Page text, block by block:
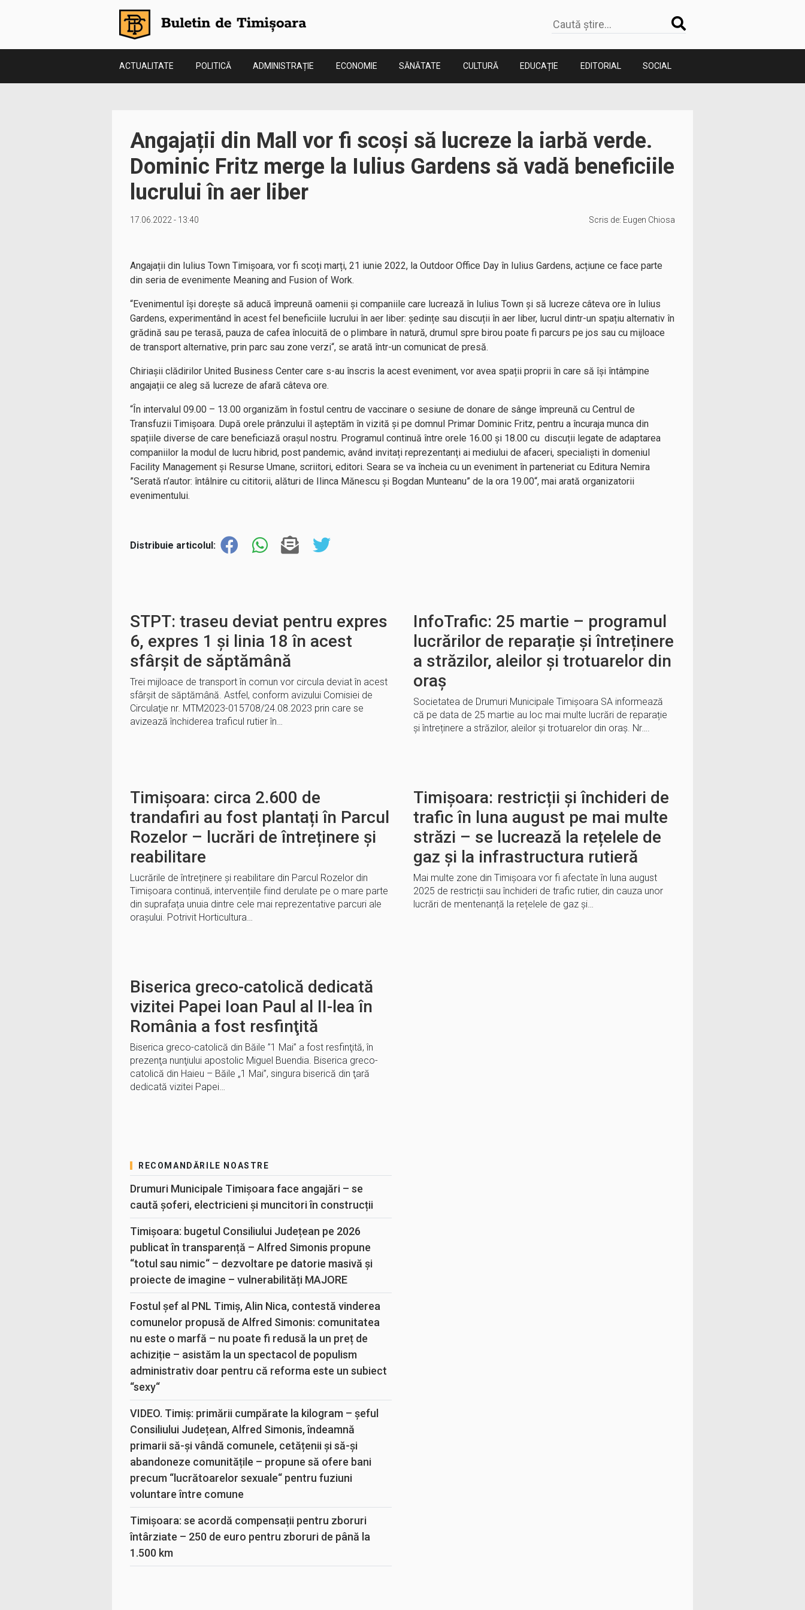
ACTUALITATE POLITICĂ ADMINISTRAȚIE ECONOMIE SĂNĂTATE CULTURĂ EDUCAȚIE EDITORIAL SOCIAL
Angajații din Mall vor fi scoși să lucreze la iarbă verde.
Dominic Fritz merge la Iulius Gardens să vadă beneficiile
lucrului în aer liber
17.06.2022 - 13:40 Scris de: Eugen Chiosa
Angajații din Iulius Town Timișoara, vor fi scoți marți, 21 iunie 2022, la Outdoor Office Day în Iulius Gardens, acțiune ce face parte
din seria de evenimente Meaning and Fusion of Work.
“Evenimentul își dorește să aducă împreună oamenii și companiile care lucrează în Iulius Town și să lucreze câteva ore în Iulius
Gardens, experimentând în acest fel beneficiile lucrului în aer liber: ședințe sau discuții în aer liber, lucrul dintr-un spațiu alternativ în
grădină sau pe terasă, pauza de cafea înlocuită de o plimbare în natură, drumul spre birou poate fi parcurs pe jos sau cu mijloace
de transport alternative, prin parc sau zone verzi“, se arată într-un comunicat de presă.
Chiriașii clădirilor United Business Center care s-au înscris la acest eveniment, vor avea spații proprii în care să își întâmpine
angajații ce aleg să lucreze de afară câteva ore.
“În intervalul 09.00 – 13.00 organizăm în fostul centru de vaccinare o sesiune de donare de sânge împreună cu Centrul de
Transfuzii Timișoara. După orele prânzului îl așteptăm în vizită și pe domnul Primar Dominic Fritz, pentru a încuraja munca din
spațiile diverse de care beneficiază orașul nostru. Programul continuă între orele 16.00 și 18.00 cu discuții legate de adaptarea
companiilor la modul de lucru hibrid, post pandemic, având invitați reprezentanți ai mediului de afaceri, specialiști în domeniul
Facility Management și Resurse Umane, scriitori, editori. Seara se va încheia cu un eveniment în parteneriat cu Editura Nemira
”Serată n’autor: întâlnire cu cititorii, alături de Ilinca Mănescu și Bogdan Munteanu” de la ora 19.00“, mai arată organizatorii
evenimentului.
Distribuie articolul:
STPT: traseu deviat pentru expres
6, expres 1 și linia 18 în acest
sfârșit de săptămână
Trei mijloace de transport în comun vor circula deviat în acest
sfârșit de săptămână. Astfel, conform avizului Comisiei de
Circulaţie nr. MTM2023-015708/24.08.2023 prin care se
avizează închiderea traficul rutier în…
InfoTrafic: 25 martie – programul
lucrărilor de reparație și întreținere
a străzilor, aleilor și trotuarelor din
oraș
Societatea de Drumuri Municipale Timișoara SA informează
că pe data de 25 martie au loc mai multe lucrări de reparație
și întreținere a străzilor, aleilor și trotuarelor din oraș. Nr….
Timișoara: circa 2.600 de
trandafiri au fost plantați în Parcul
Rozelor – lucrări de întreținere și
reabilitare
Lucrările de întreținere și reabilitare din Parcul Rozelor din
Timișoara continuă, intervențiile fiind derulate pe o mare parte
din suprafața unuia dintre cele mai reprezentative parcuri ale
orașului. Potrivit Horticultura…
Timișoara: restricții și închideri de
trafic în luna august pe mai multe
străzi – se lucrează la rețelele de
gaz și la infrastructura rutieră
Mai multe zone din Timișoara vor fi afectate în luna august
2025 de restricții sau închideri de trafic rutier, din cauza unor
lucrări de mentenanță la rețelele de gaz și…
Biserica greco-catolică dedicată
vizitei Papei Ioan Paul al II-lea în
România a fost resfinţită
Biserica greco-catolică din Băile ”1 Mai” a fost resfinţită, în
prezenţa nunţiului apostolic Miguel Buendia. Biserica greco-
catolică din Haieu – Băile „1 Mai”, singura biserică din ţară
dedicată vizitei Papei…
RECOMANDĂRILE NOASTRE
Drumuri Municipale Timișoara face angajări – se
caută șoferi, electricieni și muncitori în construcții
Timișoara: bugetul Consiliului Județean pe 2026
publicat în transparență – Alfred Simonis propune
“totul sau nimic“ – dezvoltare pe datorie masivă și
proiecte de imagine – vulnerabilități MAJORE
Fostul șef al PNL Timiș, Alin Nica, contestă vinderea
comunelor propusă de Alfred Simonis: comunitatea
nu este o marfă – nu poate fi redusă la un preț de
achiziție – asistăm la un spectacol de populism
administrativ doar pentru că reforma este un subiect
“sexy“
VIDEO. Timiș: primării cumpărate la kilogram – șeful
Consiliului Județean, Alfred Simonis, îndeamnă
primarii să-și vândă comunele, cetățenii și să-și
abandoneze comunitățile – propune să ofere bani
precum “lucrătoarelor sexuale“ pentru fuziuni
voluntare între comune
Timișoara: se acordă compensații pentru zboruri
întârziate – 250 de euro pentru zboruri de până la
1.500 km